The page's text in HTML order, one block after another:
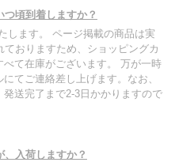
頃到着しますか？
します。 ページ掲載の商品は実
おりますため、ショッピングカ
て在庫がございます。 万が一時
てご連絡差し上げます。なお、
送完了まで2-3日かかりますので
入荷しますか？